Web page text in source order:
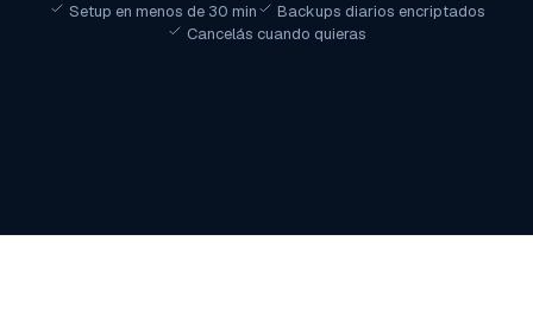
Setup en menos de 30 min
Backups diarios encriptados
Cancelás cuando quieras